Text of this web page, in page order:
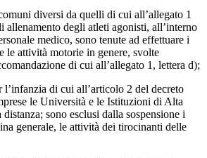
diversi da quelli di cui all’allegato 1
degli atleti agonisti, all’interno
medico, sono tenute ad effettuare i
attività motorie in genere, svolte
di cui all’allegato 1, lettera d);
di cui all’articolo 2 del decreto
le Università e le Istituzioni di Alta
sono esclusi dalla sospensione i
generale, le attività dei tirocinanti delle